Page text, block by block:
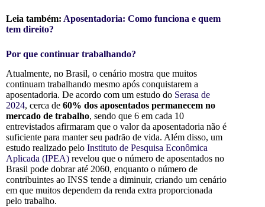
Leia também: Aposentadoria: Como funciona e quem
tem direito?
Por que continuar trabalhando?
Atualmente, no Brasil, o cenário mostra que muitos
continuam trabalhando mesmo após conquistarem a
aposentadoria. De acordo com um estudo do Serasa de
2024, cerca de 60% dos aposentados permanecem no
mercado de trabalho, sendo que 6 em cada 10
entrevistados afirmaram que o valor da aposentadoria não é
suficiente para manter seu padrão de vida. Além disso, um
estudo realizado pelo Instituto de Pesquisa Econômica
Aplicada (IPEA) revelou que o número de aposentados no
Brasil pode dobrar até 2060, enquanto o número de
contribuintes ao INSS tende a diminuir, criando um cenário
em que muitos dependem da renda extra proporcionada
pelo trabalho.